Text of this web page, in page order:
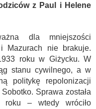
z Paul i Helene
dla mniejszości
Mazurach nie brakuje.
roku w Giżycku. W
stanu cywilnego, a w
politykę repolonizacji
Sprawa została
roku – wtedy wróciło